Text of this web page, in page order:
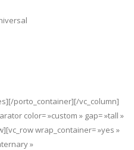
porto_container][/vc_column]
color= »custom » gap= »tall »
wrap_container= »yes »
»